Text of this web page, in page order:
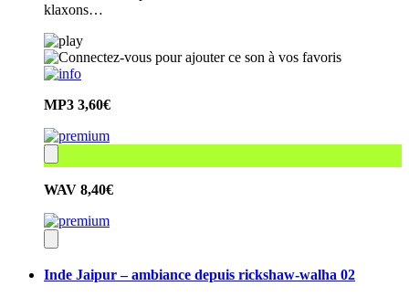
klaxons…
MP3 3,60€
WAV 8,40€
Inde Jaipur – ambiance depuis rickshaw-walha 02